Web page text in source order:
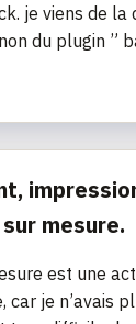
je viens de
du plugin ”
mesure.
est une
je n’avais